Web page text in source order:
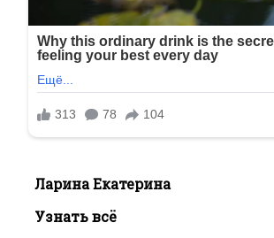
Ларина Екатерина
Узнать всё